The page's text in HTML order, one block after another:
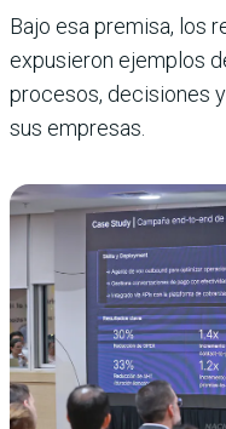
Bajo esa premisa, los
expusieron ejemplos
procesos, decisiones
sus empresas.